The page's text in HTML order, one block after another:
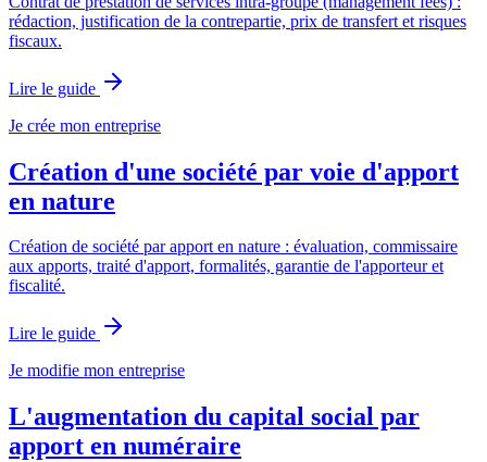
rédaction, justification de la contrepartie, prix de transfert et risques
fiscaux.
Lire le guide
Je crée mon entreprise
Création d'une société par voie d'apport
en nature
Création de société par apport en nature : évaluation, commissaire
aux apports, traité d'apport, formalités, garantie de l'apporteur et
fiscalité.
Lire le guide
Je modifie mon entreprise
L'augmentation du capital social par
apport en numéraire